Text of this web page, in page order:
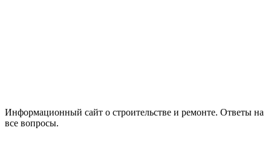
Информационный сайт о строительстве и ремонте. Ответы на
все вопросы.